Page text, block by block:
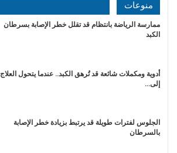
منوعات
ممارسة الرياضة بانتظام قد تقلل خطر الإصابة بسرطان
الكبد
أدوية ومكملات شائعة قد تُرهق الكبد.. عندما يتحول العلاج
إلى…
الجلوس لفترات طويلة قد يرتبط بزيادة خطر الإصابة
بالسرطان